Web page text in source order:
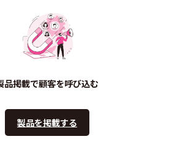
品掲載で顧客を呼び込む
製品を掲載する